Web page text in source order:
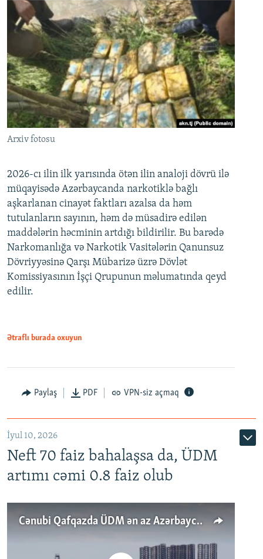
Arxiv fotosu
2026-cı ilin ilk yarısında ötən ilin analoji dövrü ilə
müqayisədə Azərbaycanda narkotiklə bağlı
aşkarlanan cinayət faktları azalsa da həm
tutulanların sayının, həm də müsadirə edilən
maddələrin həcminin artdığı bildirilir. Bu barədə
Narkomanlığa və Narkotik Vasitələrin Qanunsuz
Dövriyyəsinə Qarşı Mübarizə üzrə Dövlət
Komissiyasının İşçi Qrupunun məlumatında qeyd
edilir.
Ətraflı burada oxuyun
Paylaş PDF VPN-siz açmaq
İyul 10, 2026
Neft 70 faiz bahalaşsa da, ÜDM
artımı cəmi 0.8 faiz olub
Cənubi Qafqazda ÜDM ən az Azərbaycanda artır: Qonşuları niyə Bakını qabaqlaya bilir?